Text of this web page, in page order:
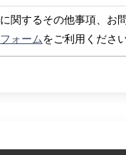
関するその他事項、お
フォーム をご利用くださ